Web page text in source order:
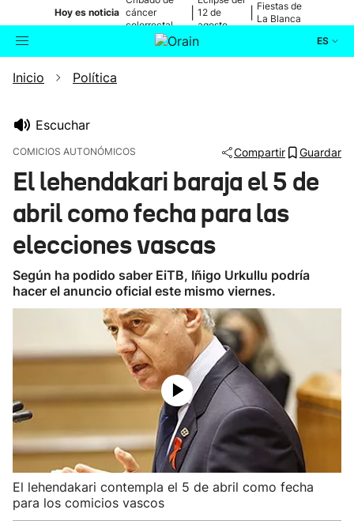
Hoy es noticia cáncer
colorrectal
12 de
agosto
Fiestas de
La Blanca
ES
Buscador
Ikusmiran
Eguraldia
Inicio Política
Escuchar
COMICIOS AUTONÓMICOS Compartir Guardar
El lehendakari baraja el 5 de
abril como fecha para las
elecciones vascas
Según ha podido saber EiTB, Iñigo Urkullu podría
hacer el anuncio oficial este mismo viernes.
El lehendakari contempla el 5 de abril como fecha
para los comicios vascos